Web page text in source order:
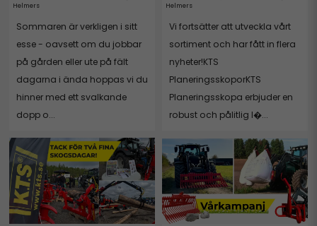
Helmers
Sommaren är verkligen i sitt
esse - oavsett om du jobbar
på gården eller ute på fält
dagarna i ända hoppas vi du
hinner med ett svalkande
dopp o...
Helmers
Vi fortsätter att utveckla vårt
sortiment och har fått in flera
nyheter!KTS
PlaneringsskoporKTS
Planeringsskopa erbjuder en
robust och pålitlig l�...